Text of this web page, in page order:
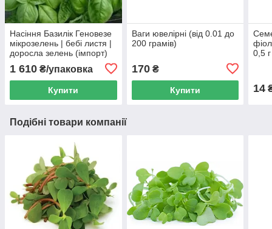
Насіння Базилік Геновезе
мікрозелень | бебі листя |
доросла зелень (імпорт)
1 610 ₴/упаковка
Купити
Ваги ювелірні (від 0.01 до
200 грамів)
170₴
Купити
0,5 г
14
Подібні товари компанії